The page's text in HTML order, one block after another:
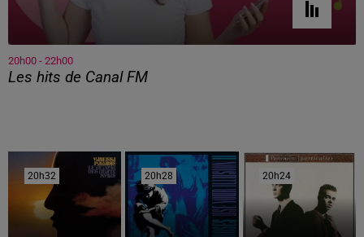
20h00 - 22h00
Les hits de Canal FM
20h32
20h32 20h28
20h28 20h24
20h24